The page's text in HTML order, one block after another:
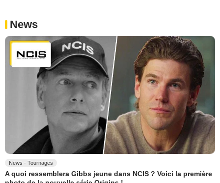
News
News - Tournages
A quoi ressemblera Gibbs jeune dans NCIS ? Voici la première